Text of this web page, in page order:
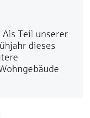
Teil unserer
dieses